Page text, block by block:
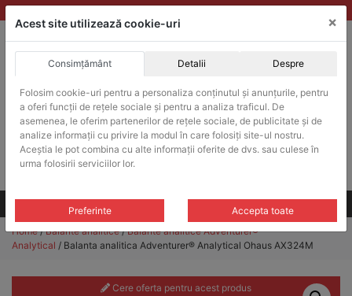
Skip
to
ACHIZITII PUBLICE
Produsele pot fi achizitionate si in sistemul SEAP / SICAP
Products
search
CAUTARE
Toate produsele
Home/Balante analitice/Balante analitice Adventurer®
Analytical / Balanta analitica Adventurer® Analytical Ohaus AX324M
Cere oferta pentru acest produs
Acest site utilizează cookie-uri ×
Consimțământ Detalii Despre
Folosim cookie-uri pentru a personaliza conținutul și anunțurile, pentru
a oferi funcții de rețele sociale și pentru a analiza traficul. De
asemenea, le oferim partenerilor de rețele sociale, de publicitate și de
analize informații cu privire la modul în care folosiți site-ul nostru.
Aceștia le pot combina cu alte informații oferite de dvs. sau culese în
urma folosirii serviciilor lor.
Preferinte Accepta toate